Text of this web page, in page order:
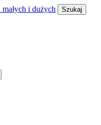
Szukaj